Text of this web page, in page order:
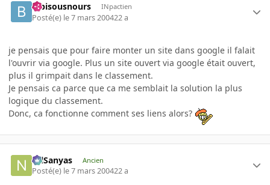
bibisousnours INpactien
Posté(e) le 7 mars 200422 a
je pensais que pour faire monter un site dans google il falait
l'ouvrir via google. Plus un site ouvert via google était ouvert,
plus il grimpait dans le classement.
Je pensais ca parce que ca me semblait la solution la plus
logique du classement.
Donc, ca fonctionne comment ses liens alors?
NilSanyas Ancien
Posté(e) le 7 mars 200422 a